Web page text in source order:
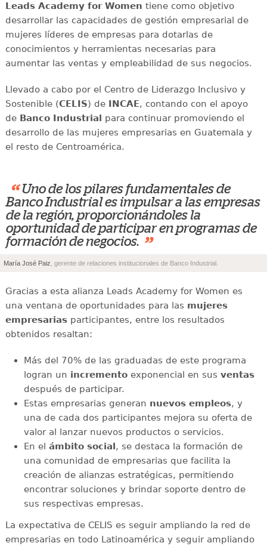
Leads Academy for Women tiene como objetivo
desarrollar las capacidades de gestión empresarial de
mujeres líderes de empresas para dotarlas de
conocimientos y herramientas necesarias para
aumentar las ventas y empleabilidad de sus negocios.
Llevado a cabo por el Centro de Liderazgo Inclusivo y
Sostenible (CELIS) de INCAE, contando con el apoyo
de Banco Industrial para continuar promoviendo el
desarrollo de las mujeres empresarias en Guatemala y
el resto de Centroamérica.
“ Uno de los pilares fundamentales de
Banco Industrial es impulsar a las empresas
de la región, proporcionándoles la
oportunidad de participar en programas de
formación de negocios. ”
María José Paiz , gerente de relaciones institucionales de Banco Industrial.
Gracias a esta alianza Leads Academy for Women es
una ventana de oportunidades para las mujeres
empresariasparticipantes, entre los resultados
obtenidos resaltan:
Más del 70% de las graduadas de este programa
logran un incremento exponencial en sus ventas
después de participar.
Estas empresarias generan nuevos empleos, y
una de cada dos participantes mejora su oferta de
valor al lanzar nuevos productos o servicios.
En el ámbito social, se destaca la formación de
una comunidad de empresarias que facilita la
creación de alianzas estratégicas, permitiendo
encontrar soluciones y brindar soporte dentro de
sus respectivas empresas.
La expectativa de CELIS es seguir ampliando la red de
empresarias en todo Latinoamérica y seguir ampliando